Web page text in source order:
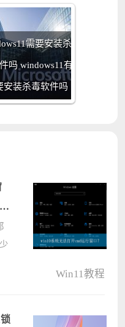
需要安装杀
吗 windows11有
安装杀毒软件吗
Win11教程